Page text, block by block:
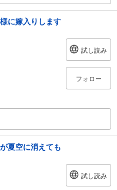
に嫁入りします
試し読み
フォロー
夏空に消えても
試し読み